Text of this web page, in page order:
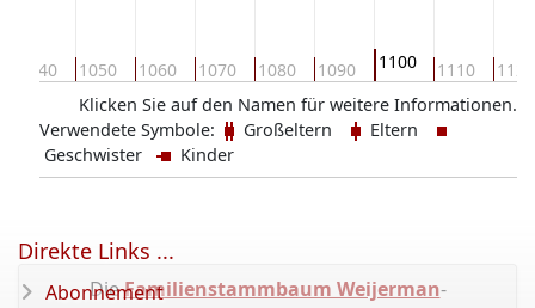
1040 1050 1060 1070 1080 1090 1100 1110 1120
Klicken Sie auf den Namen für weitere Informationen.
Verwendete Symbole:
Großeltern
Eltern
Geschwister
Kinder
DieFamilienstammbaum Weijerman-
Direkte Links ...
Abonnement